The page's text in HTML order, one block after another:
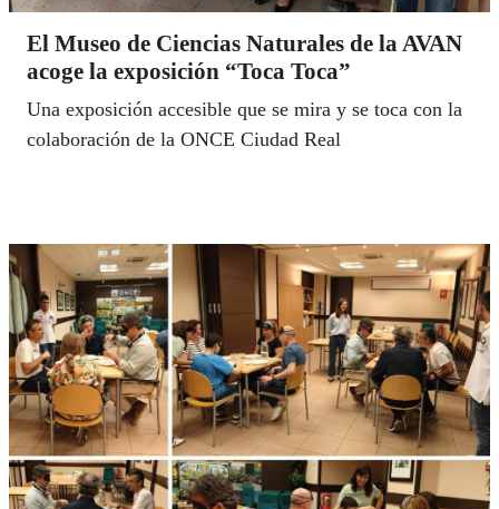
El Museo de Ciencias Naturales de la AVAN
acoge la exposición “Toca Toca”
Una exposición accesible que se mira y se toca con la
colaboración de la ONCE Ciudad Real